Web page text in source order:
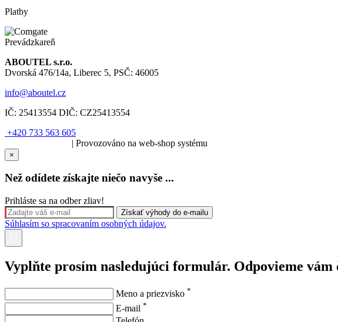
Platby
Prevádzkareň
ABOUTEL s.r.o.
Dvorská 476/14a, Liberec 5, PSČ: 46005
info@aboutel.cz
IČ: 25413554 DIČ: CZ25413554
+420 733 563 605
| Provozováno na web-shop systému
×
Než odídete získajte niečo navyše ...
Prihláste sa na odber zliav!
Súhlasím so spracovaním osobných údajov.
Vyplňte prosím nasledujúci formulár. Odpovieme vám
Meno a priezvisko *
E-mail *